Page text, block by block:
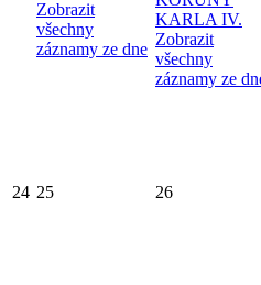
Zobrazit
všechny
záznamy ze dne
KARLA IV.
Zobrazit
všechny
záznamy ze
24 25 26